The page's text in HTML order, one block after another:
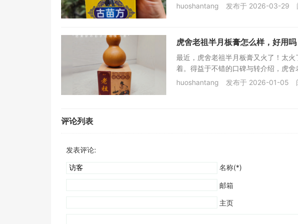
huoshantang 发布于 2026-03-29
虎舍老祖半月板膏怎么样，好用吗
最近，虎舍老祖半月板膏又火了！太
着。得益于不错的口碑与转介绍，虎
huoshantang
发布于 2026-01-05
评论列表
发表评论:
名称(*)
邮箱
主页